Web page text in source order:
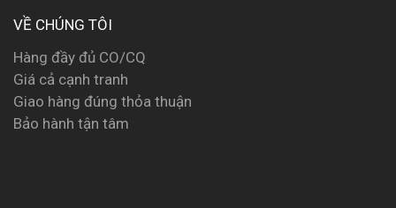
VỀ CHÚNG TÔI
Hàng đầy đủ CO/CQ
Giá cả cạnh tranh
Giao hàng đúng thỏa thuận
Bảo hành tận tâm